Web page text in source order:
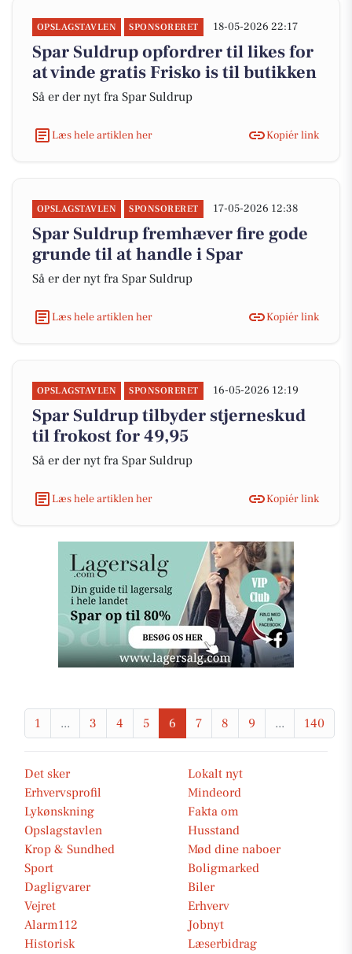
OPSLAGSTAVLEN SPONSORERET 18-05-2026 22:17
Spar Suldrup opfordrer til likes for
at vinde gratis Frisko is til butikken
Så er der nyt fra Spar Suldrup
Læs hele artiklen her Kopiér link
OPSLAGSTAVLEN SPONSORERET 17-05-2026 12:38
Spar Suldrup fremhæver fire gode
grunde til at handle i Spar
Så er der nyt fra Spar Suldrup
Læs hele artiklen her Kopiér link
OPSLAGSTAVLEN SPONSORERET 16-05-2026 12:19
Spar Suldrup tilbyder stjerneskud
til frokost for 49,95
Så er der nyt fra Spar Suldrup
Læs hele artiklen her Kopiér link
1 ... 3 4 5 6 7 8 9 ... 140
Det sker
Lokalt nyt
Erhvervsprofil
Mindeord
Lykønskning
Fakta om
Opslagstavlen
Husstand
Krop & Sundhed
Mød dine naboer
Sport
Boligmarked
Dagligvarer
Biler
Vejret
Erhverv
Alarm112
Jobnyt
Historisk
Læserbidrag